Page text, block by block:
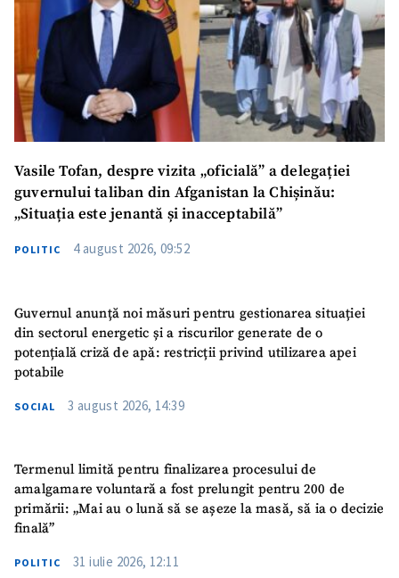
Vasile Tofan, despre vizita „oficială” a delegației
guvernului taliban din Afganistan la Chișinău:
„Situația este jenantă și inacceptabilă”
POLITIC 4 august 2026, 09:52
Guvernul anunță noi măsuri pentru gestionarea situației
din sectorul energetic și a riscurilor generate de o
potențială criză de apă: restricții privind utilizarea apei
potabile
SOCIAL 3 august 2026, 14:39
Termenul limită pentru finalizarea procesului de
amalgamare voluntară a fost prelungit pentru 200 de
primării: „Mai au o lună să se așeze la masă, să ia o decizie
finală”
POLITIC 31 iulie 2026, 12:11